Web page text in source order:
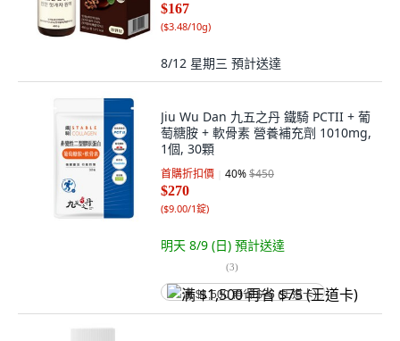
$167
($3.48/10g)
8/12 星期三 預計送達
Jiu Wu Dan 九五之丹 鐵騎 PCTII + 葡
萄糖胺 + 軟骨素 營養補充劑 1010mg,
1個, 30顆
首購折扣價 40%$450
$270
($9.00/1錠)
明天 8/9 (日) 預計送達
(3)
满 $1,500 再省 $75 (王道卡)